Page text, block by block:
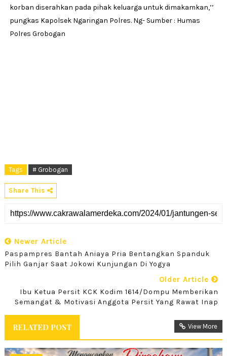
korban diserahkan pada pihak keluarga untuk dimakamkan,’’
pungkas Kapolsek Ngaringan Polres. Ng- Sumber : Humas
Polres Grobogan
Tags # Grobogan
Share This
Newer Article
Paspampres Bantah Aniaya Pria Bentangkan Spanduk
Pilih Ganjar Saat Jokowi Kunjungan Di Yogya
Older Article
Ibu Ketua Persit KCK Kodim 1614/Dompu Memberikan
Semangat & Motivasi Anggota Persit Yang Rawat Inap
RELATED POST View More